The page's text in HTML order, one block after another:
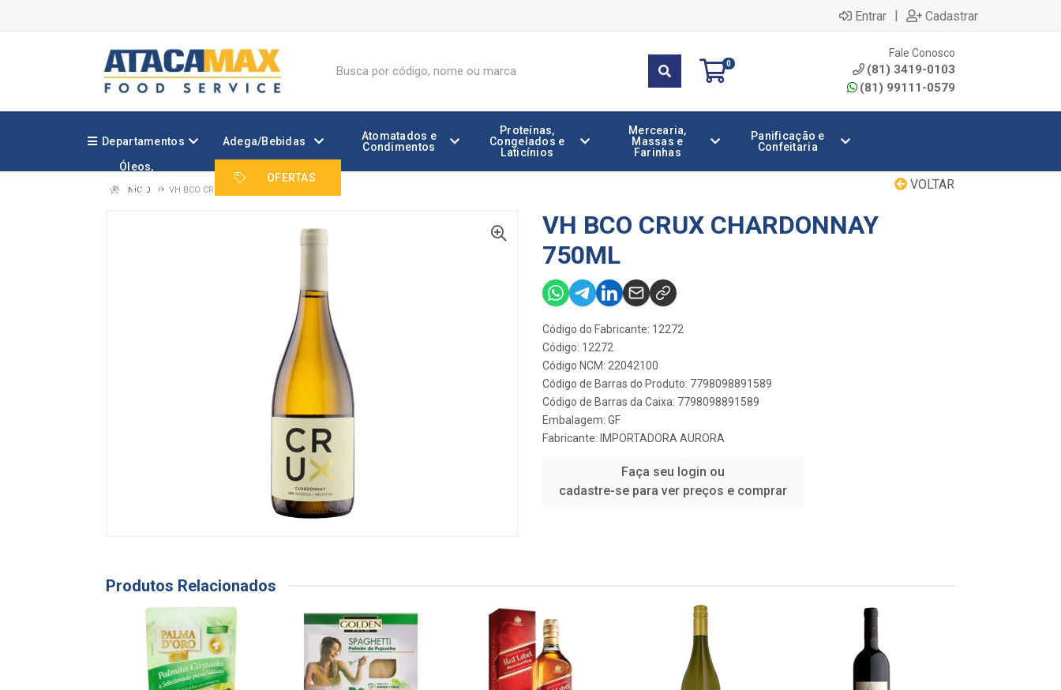
Entrar | Cadastrar
0
Fale Conosco
(81) 3419-0103
(81) 99111-0579
Departamentos Adega/Bebidas
Atomatados e
Condimentos
Proteínas,
Congelados e
Laticínios
Mercearia,
Massas e
Farinhas
Panificação e
Confeitaria
Óleos,
Gorduras
OFERTAS VOLTAR
INÍCIO VH BCO CRUX CHARDONNAY 750ML
VH BCO CRUX CHARDONNAY
750ML
Código do Fabricante: 12272
Código: 12272
Código NCM: 22042100
Código de Barras do Produto: 7798098891589
Código de Barras da Caixa: 7798098891589
Embalagem: GF
Fabricante: IMPORTADORA AURORA
Faça seu login ou
cadastre-se para ver preços e comprar
Produtos Relacionados